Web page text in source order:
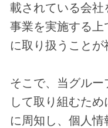
載されている会
事業を実施する
に取り扱うこと
そこで、当グル
して取り組むた
に周知し、個人